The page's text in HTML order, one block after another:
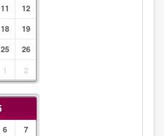
11
12
18
19
25
26
1 2
6
7